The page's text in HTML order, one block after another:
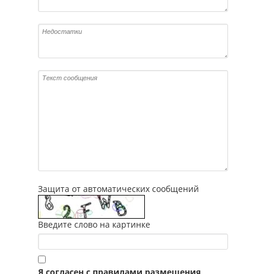
Защита от автоматических сообщений
Введите слово на картинке